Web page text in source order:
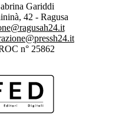
Gariddi
42 - Ragusa
n° 25862